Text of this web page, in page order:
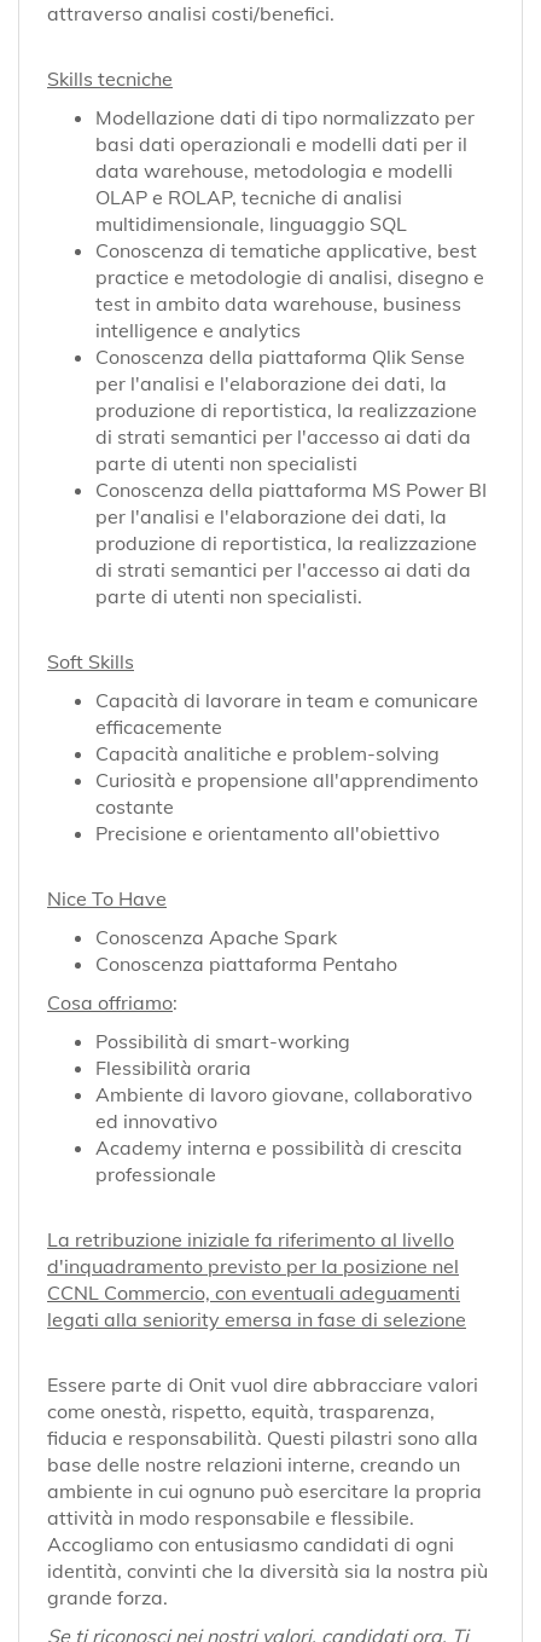
attraverso analisi costi/benefici.
Skills tecniche
Modellazione dati di tipo normalizzato per
basi dati operazionali e modelli dati per il
data warehouse, metodologia e modelli
OLAP e ROLAP, tecniche di analisi
multidimensionale, linguaggio SQL
Conoscenza di tematiche applicative, best
practice e metodologie di analisi, disegno e
test in ambito data warehouse, business
intelligence e analytics
Conoscenza della piattaforma Qlik Sense
per l'analisi e l'elaborazione dei dati, la
produzione di reportistica, la realizzazione
di strati semantici per l'accesso ai dati da
parte di utenti non specialisti
Conoscenza della piattaforma MS Power BI
per l'analisi e l'elaborazione dei dati, la
produzione di reportistica, la realizzazione
di strati semantici per l'accesso ai dati da
parte di utenti non specialisti.
Soft Skills
Capacità di lavorare in team e comunicare
efficacemente
Capacità analitiche e problem-solving
Curiosità e propensione all'apprendimento
costante
Precisione e orientamento all'obiettivo
Nice To Have
Conoscenza Apache Spark
Conoscenza piattaforma Pentaho
Cosa offriamo:
Possibilità di smart-working
Flessibilità oraria
Ambiente di lavoro giovane, collaborativo
ed innovativo
Academy interna e possibilità di crescita
professionale
La retribuzione iniziale fa riferimento al livello
d'inquadramento previsto per la posizione nel
CCNL Commercio, con eventuali adeguamenti
legati alla seniority emersa in fase di selezione
Essere parte di Onit vuol dire abbracciare valori
come onestà, rispetto, equità, trasparenza,
fiducia e responsabilità. Questi pilastri sono alla
base delle nostre relazioni interne, creando un
ambiente in cui ognuno può esercitare la propria
attività in modo responsabile e flessibile.
Accogliamo con entusiasmo candidati di ogni
identità, convinti che la diversità sia la nostra più
grande forza.
Se ti riconosci nei nostri valori, candidati ora. Ti